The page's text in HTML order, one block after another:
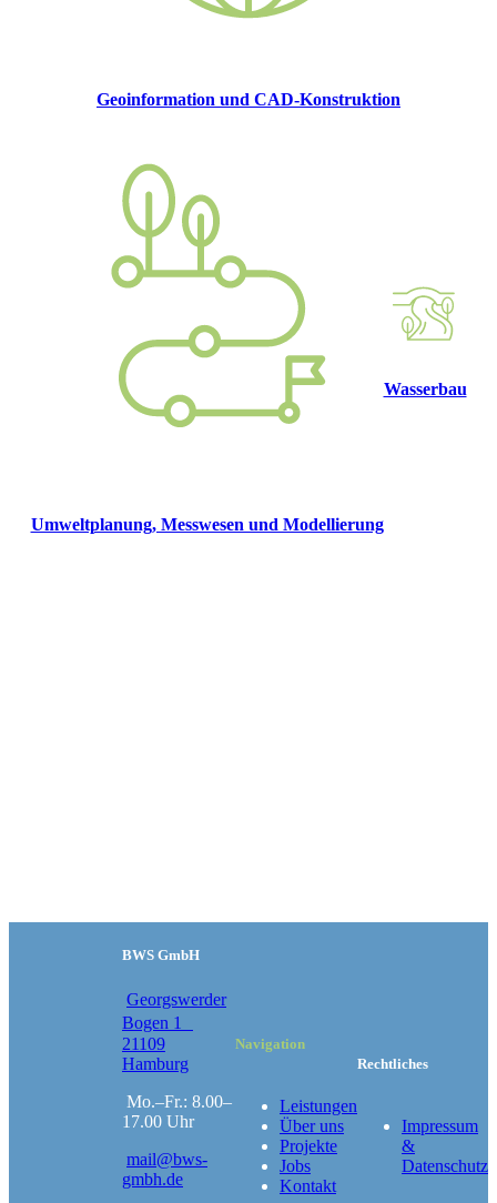
Geoinformation und CAD-Konstruktion
Umweltplanung, Messwesen und Modellierung
Wasserbau
BWS GmbH
Georgswerder
Bogen 1
21109
Hamburg
Mo.–Fr.: 8.00–
17.00 Uhr
mail@bws-
gmbh.de
Navigation
Leistungen
Über uns
Projekte
Jobs
Kontakt
Rechtliches
Impressum
&
Datenschutz